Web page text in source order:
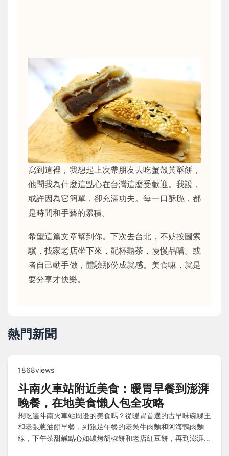
寫到這裡，我想起上次帶朋友去吃蟹殼黃酥餅，
他問我為什麼這點心在台灣這麼受歡迎。我說，
或許因為它簡單，卻充滿功夫。每一口酥脆，都
是時間和手藝的累積。
希望這篇文章幫到你。下次去台北，不妨按圖索
驥，找家老店坐下來，配杯熱茶，慢慢品嚐。或
者自己動手做，體驗那份成就感。美食嘛，就是
要分享才快樂。
熱門新聞
1868views
斗南火車站附近美食：暖胃早餐到澎湃
晚餐，在地美食懶人包全攻略
想吃遍斗南火車站周邊的美食嗎？從暖胃首選的古早味碗粿王
和老張蔥油餅早餐，到飽足午餐的老吳牛肉麵和阿海鴨肉麵
線，下午茶甜鹹點心如碳烤胡椒餅和老店紅豆餅，再到澎湃晚